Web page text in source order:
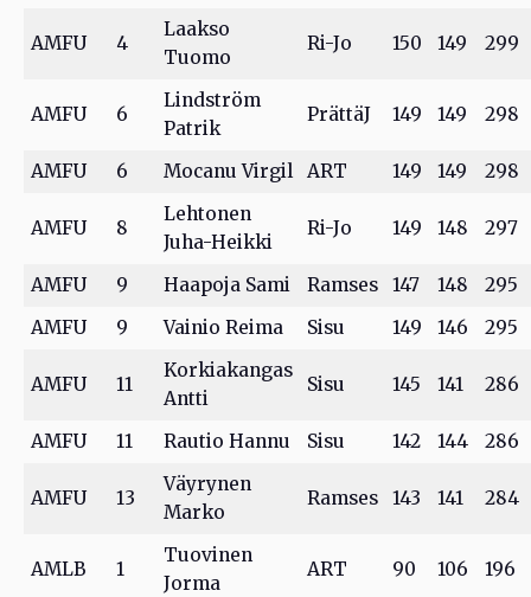
AMFU 4
Laakso
Tuomo
Ri-Jo 150 149 299
AMFU 6
Lindström
Patrik
PrättäJ 149 149 298
AMFU 6 Mocanu Virgil ART 149 149 298
AMFU 8
Lehtonen
Juha-Heikki
Ri-Jo 149 148 297
AMFU 9 Haapoja Sami Ramses 147 148
295
AMFU
9 Vainio Reima Sisu 149 146 295
AMFU 11
Korkiakangas
Antti
Sisu 145 141 286
AMFU 11 Rautio Hannu Sisu 142 144 286
AMFU 13
Väyrynen
Marko
Ramses 143 141 284
AMLB 1
Tuovinen
Jorma
ART 90 106 196